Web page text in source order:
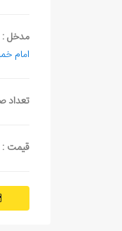
مدخل :
امام
تعداد
قیمت :